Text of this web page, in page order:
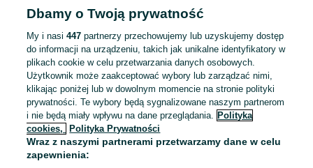
Lubliniec
Domek narzędziowy z altanką
2w1 Kormoran 3x6 -
Altany/Domki narzędziowe
10 800 zł
Włocławek
Odświeżono dnia 09 sierpnia 2026
Dbamy o Twoją prywatność
My i nasi447 partnerzy przechowujemy lub uzyskujemy dostęp
do informacji na urządzeniu, takich jak unikalne identyfikatory w
plikach cookie w celu przetwarzania danych osobowych.
Użytkownik może zaakceptować wybory lub zarządzać nimi,
klikając poniżej lub w dowolnym momencie na stronie polityki
prywatności. Te wybory będą sygnalizowane naszym partnerom
i nie będą miały wpływu na dane przeglądania. Polityka
cookies,
Polityka Prywatności
Wraz z naszymi partnerami przetwarzamy dane w celu
zapewnienia: